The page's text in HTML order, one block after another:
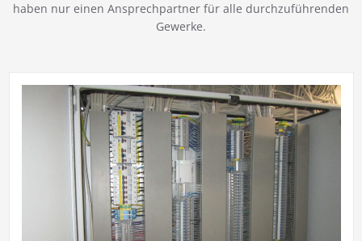
haben nur einen Ansprechpartner für alle durchzuführenden
Gewerke.